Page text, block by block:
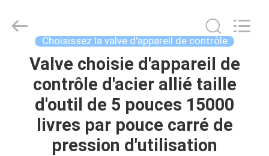
MAISON
PRODUITS
Tools
Choisissez la valve d'appareil de contrôle
Valve choisie d'appareil de
contrôle d'acier allié taille
d'outil de 5 pouces 15000
livres par pouce carré de
pression d'utilisation